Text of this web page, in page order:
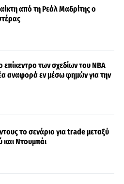
από τη Ρεάλ Μαδρίτης ο
των σχεδίων του NBA
αναφορά εν μέσω φημών για την
το σενάριο για trade μεταξύ
και Ντουμπάι